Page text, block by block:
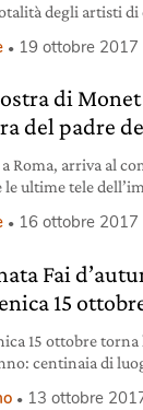
degli artisti di
espressivo
abbiano
19 ottobre 2017
di
del padre
Roma, arriva al
le ultime tele
16 ottobre 2017
Fai
15
15 ottobre
centinaia di
13 ottobre